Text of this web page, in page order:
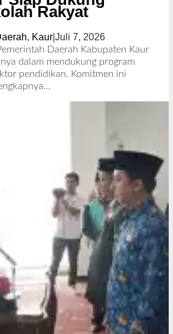
Rakyat
, Kaur| Juli 7, 2026o
l
e
h
i
Daerah Kabupaten Kaur
dalam mendukung program
pendidikan. Komitmen ini